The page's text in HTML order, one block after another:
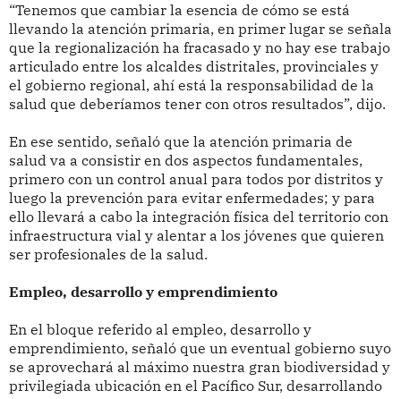
“Tenemos que cambiar la esencia de cómo se está
llevando la atención primaria, en primer lugar se señala
que la regionalización ha fracasado y no hay ese trabajo
articulado entre los alcaldes distritales, provinciales y
el gobierno regional, ahí está la responsabilidad de la
salud que deberíamos tener con otros resultados”, dijo.
En ese sentido, señaló que la atención primaria de
salud va a consistir en dos aspectos fundamentales,
primero con un control anual para todos por distritos y
luego la prevención para evitar enfermedades; y para
ello llevará a cabo la integración física del territorio con
infraestructura vial y alentar a los jóvenes que quieren
ser profesionales de la salud.
Empleo, desarrollo y emprendimiento
En el bloque referido al empleo, desarrollo y
emprendimiento, señaló que un eventual gobierno suyo
se aprovechará al máximo nuestra gran biodiversidad y
privilegiada ubicación en el Pacífico Sur, desarrollando